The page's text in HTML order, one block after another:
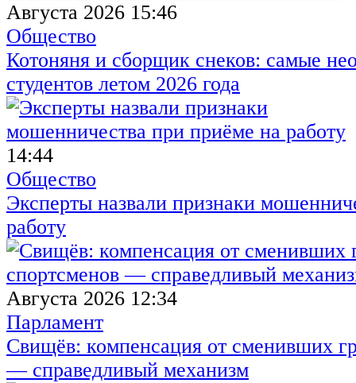
Августа 2026 15:46
Общество
Котоняня и сборщик снеков: самые
студентов летом 2026 года
14:44
Общество
Эксперты назвали признаки
работу
Августа 2026 12:34
Парламент
Свищёв: компенсация от сменивших
— справедливый механизм